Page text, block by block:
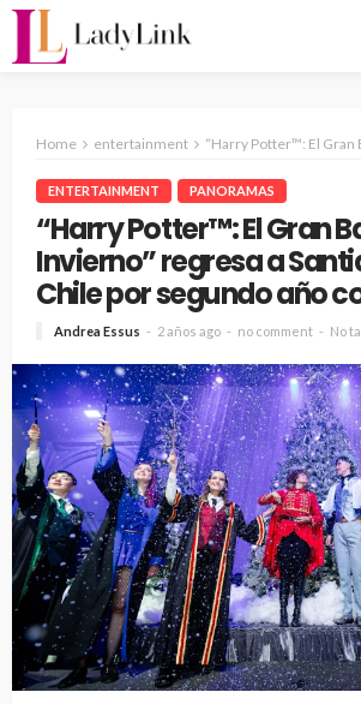
Home entertainment “Harry Potter™: El Gran Baile de Invierno” regresa a
ENTERTAINMENT PANORAMAS
“Harry Potter™: El Gran
Invierno” regresa a
Chile por segundo año
Andrea Essus 2 años ago no comment No